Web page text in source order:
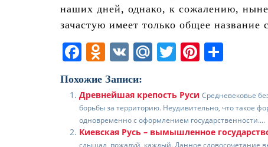
наших дней, однако, к сожалению,
зачастую имеет только общее
F
c
e
b
O
d
n
o
kl
V M
l.
R
u
T
itt
er
Pi
er
e
st
п
р
а
Похожие Записи:
Древнейшая крепость Руси Средневековье
борьбы за территорию. Неудивительно, что такое
одновременно с оформлением государственности....
Киевская Русь – вымышленное